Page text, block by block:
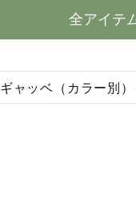
全アイテ
ギャッベ（カラー別）